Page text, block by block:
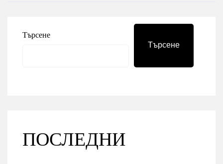
Търсене
Търсене
ПОСЛЕДНИ